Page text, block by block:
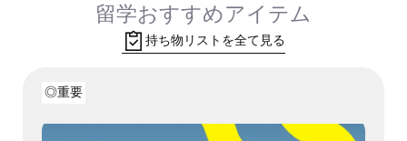
留学おすすめアイテム
持ち物リストを全て見る
◎重要